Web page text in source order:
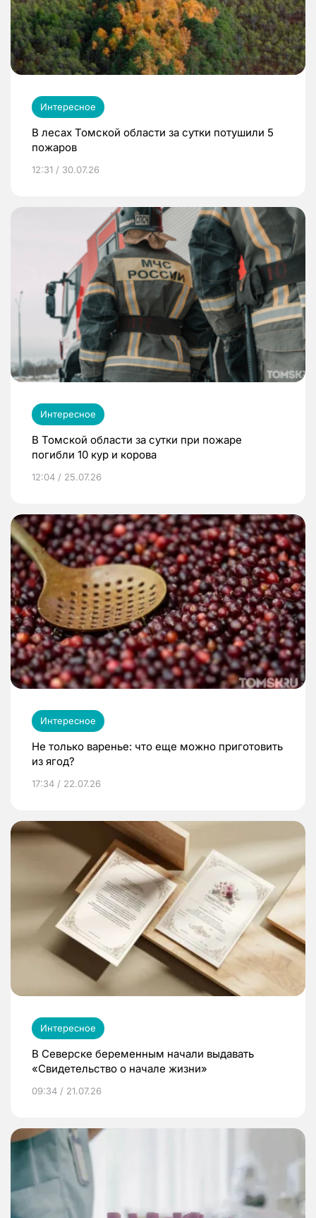
Интересное
В лесах Томской области за сутки потушили 5
пожаров
12:31 / 30.07.26
Интересное
В Томской области за сутки при пожаре
погибли 10 кур и корова
12:04 / 25.07.26
Интересное
Не только варенье: что еще можно приготовить
из ягод?
17:34 / 22.07.26
Интересное
В Северске беременным начали выдавать
«Свидетельство о начале жизни»
09:34 / 21.07.26